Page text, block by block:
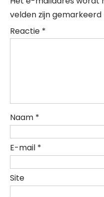
velden zijn
Reactie *
Naam *
E-mail *
Site